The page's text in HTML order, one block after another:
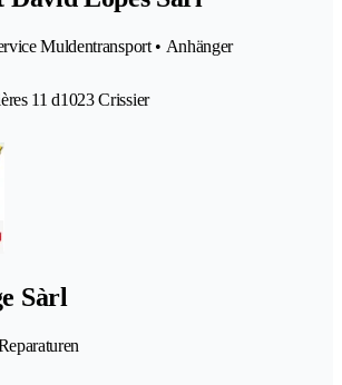
Muldentransport • Anhänger
11 d1023 Crissier
Sàrl